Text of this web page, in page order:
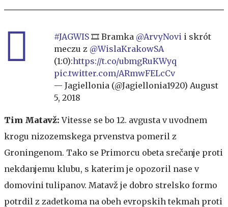
#JAGWIS 🎞️ Bramka @ArvyNovi i skrót
meczu z @WislaKrakowSA
(1:0):https://t.co/ubmgRuKWyq
pic.twitter.com/ARmwFELcCv
— Jagiellonia (@Jagiellonia1920) August
5, 2018
Tim Matavž:Vitesse se bo 12. avgusta v uvodnem
krogu nizozemskega prvenstva pomeril z
Groningenom. Tako se Primorcu obeta srečanje proti
nekdanjemu klubu, s katerim je opozoril nase v
domovini tulipanov. Matavž je dobro strelsko formo
potrdil z zadetkoma na obeh evropskih tekmah proti